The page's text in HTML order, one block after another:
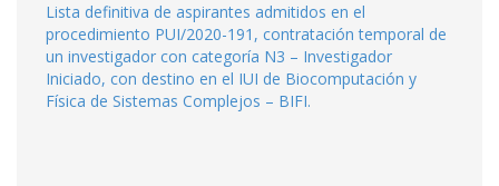
Lista definitiva de aspirantes admitidos en el
procedimiento PUI/2020-191, contratación temporal de
un investigador con categoría N3 – Investigador
Iniciado, con destino en el IUI de Biocomputación y
Física de Sistemas Complejos – BIFI.